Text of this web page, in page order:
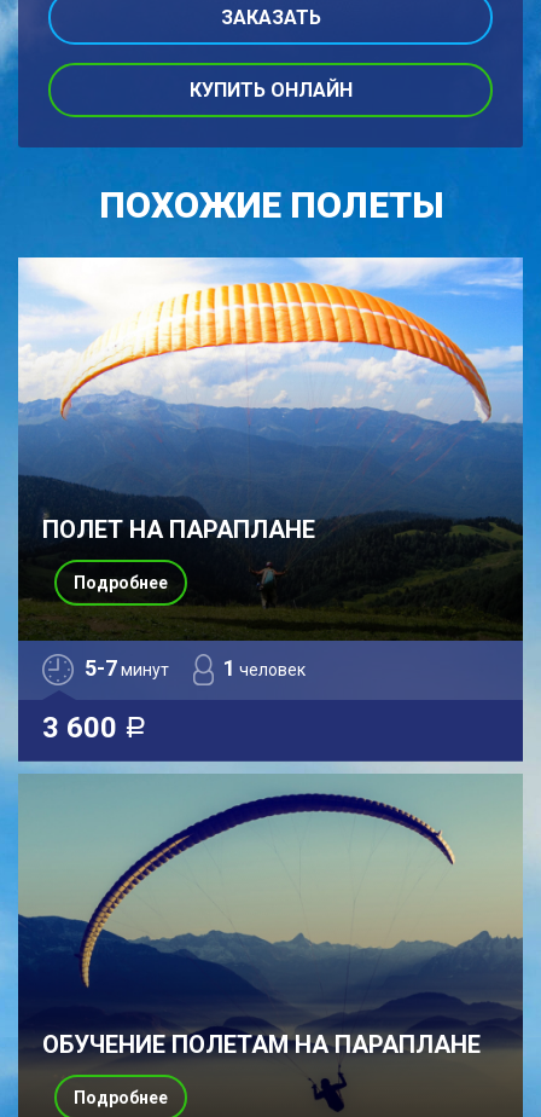
КУПИТЬ ОНЛАЙН
ПОХОЖИЕ ПОЛЕТЫ
ПОЛЕТ НА ПАРАПЛАНЕ
5-7минут 1 человек
3 600 a
Подробнее
ОБУЧЕНИЕ ПОЛЕТАМ НА ПАРАПЛАНЕ
Подробнее